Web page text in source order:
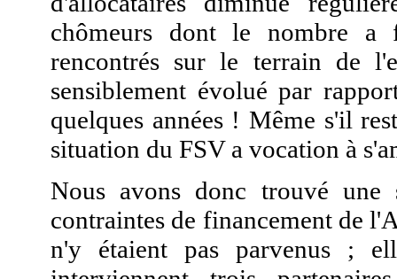
chômeurs dont le nombre a
rencontrés sur le terrain de
sensiblement évolué par
quelques années ! Même s'il
situation du FSV a vocation à
Nous avons donc trouvé une
contraintes de financement de
n'y étaient pas parvenus ;